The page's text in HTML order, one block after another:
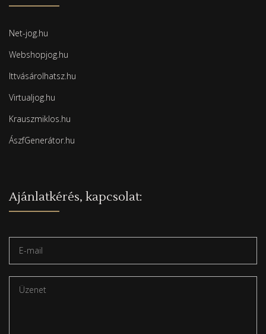
Net-jog.hu
Webshopjog.hu
Ittvásárolhatsz.hu
Virtualjog.hu
Krauszmiklos.hu
ÁszfGenerátor.hu
Ajánlatkérés, kapcsolat: